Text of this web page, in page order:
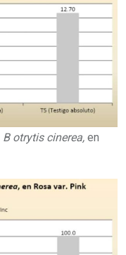
B otrytis cinerea, en